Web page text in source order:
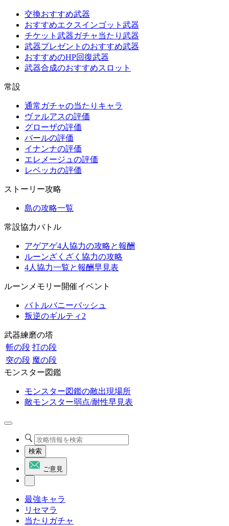
交換おすすめ武器
おすすめエクスインゴット武器
チケット武器ガチャ当たり武器
武器プレゼントのおすすめ武器
おすすめのHP回復武器
武器合成のおすすめスロット
常設
通常ガチャの当たりキャラ
ヴァルアスの評価
グローザの評価
バールの評価
イナンナの評価
エレメージュの評価
レベッカの評価
ストーリー攻略
島の攻略一覧
常設協力バトル
アゲアゲ4人協力の攻略と報酬
ルーンざくざく協力の攻略
4人協力一覧と報酬早見表
ルーンメモリー開催イベント
バトルバニーバッシュ
叛逆のギルティ2
武器練磨の塔
斬の段 打の段
突の段 魔の段
モンスター図鑑
モンスター図鑑の敵出現場所
敵モンスター弱点/耐性早見表
検索
ご意見
最強キャラ
リセマラ
当たりガチャ